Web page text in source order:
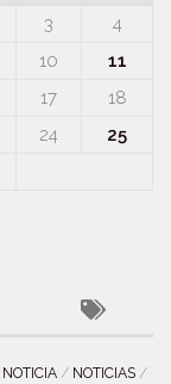
3
4
10
11
17
18
24
25
NOTICIA / NOTICIAS /